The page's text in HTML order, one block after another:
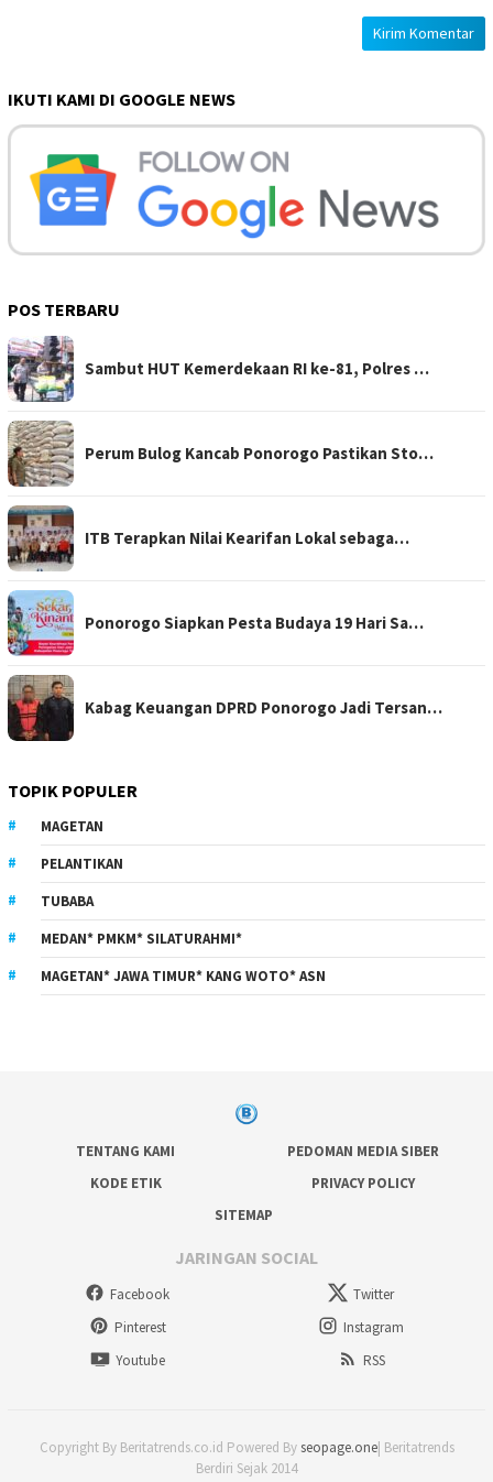
IKUTI KAMI DI GOOGLE NEWS
POS TERBARU
Sambut HUT Kemerdekaan RI ke-81, Polres …
Perum Bulog Kancab Ponorogo Pastikan Sto…
ITB Terapkan Nilai Kearifan Lokal sebaga…
Ponorogo Siapkan Pesta Budaya 19 Hari Sa…
Kabag Keuangan DPRD Ponorogo Jadi Tersan…
TOPIK POPULER
MAGETAN
PELANTIKAN
TUBABA
MEDAN* PMKM* SILATURAHMI*
MAGETAN* JAWA TIMUR* KANG WOTO* ASN
TENTANG KAMI
PEDOMAN MEDIA SIBER
KODE ETIK
PRIVACY POLICY
SITEMAP
JARINGAN SOCIAL
Facebook
Twitter
Pinterest
Instagram
Youtube
RSS
Copyright By Beritatrends.co.id Powered Byseopage.one| Beritatrends
Berdiri Sejak 2014